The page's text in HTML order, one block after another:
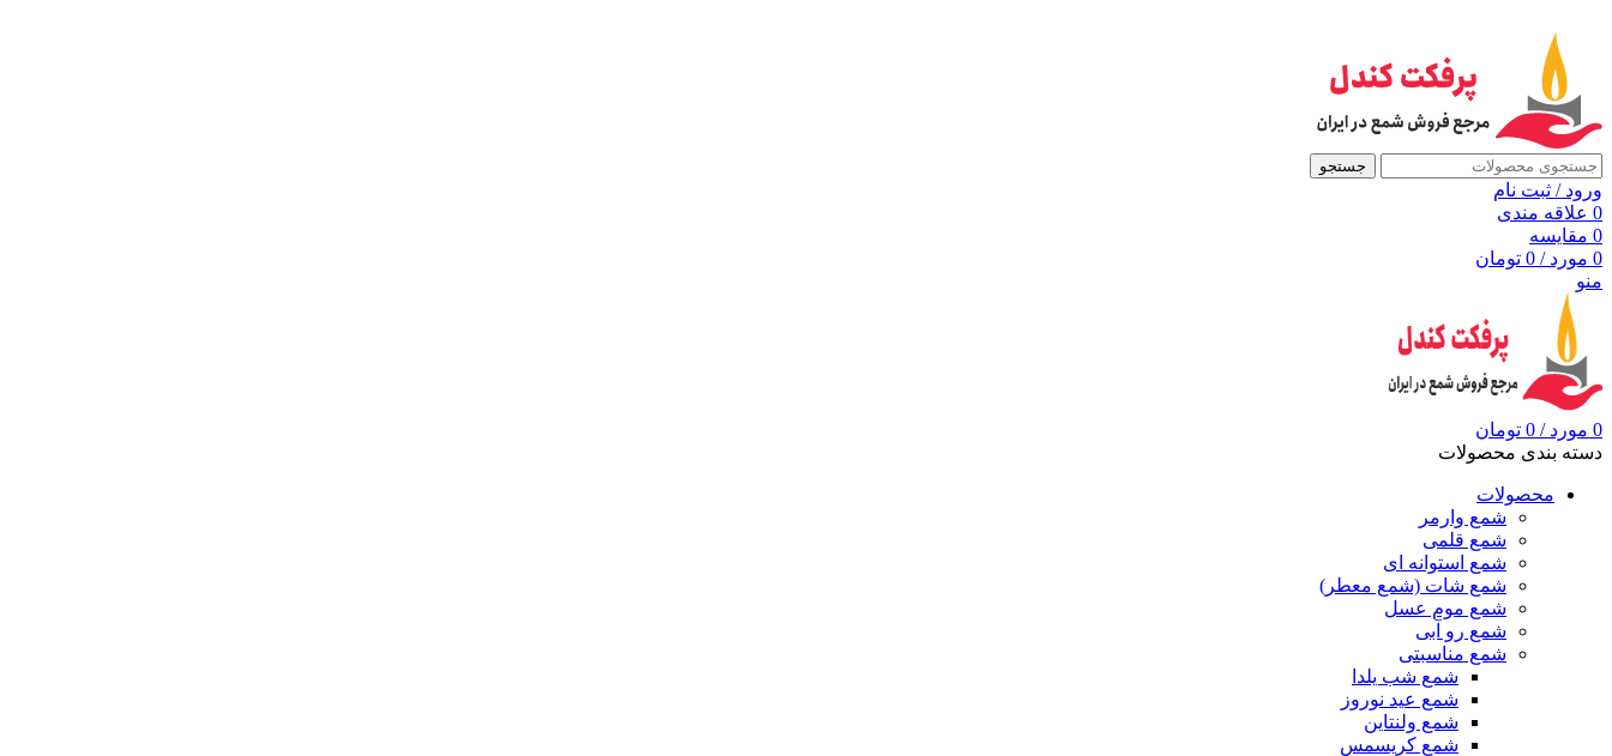
جستجو
ورود / ثبت نام
0 علاقه مندی
0 مقايسه
0 مورد /
0 تومان
منو
0 مورد /
0 تومان
دسته بندی محصولات
محصولات
شمع وارمر
شمع قلمی
شمع استوانه ای
شمع شات (شمع معطر)
شمع موم عسل
شمع رو آبی
شمع مناسبتی
شمع شب یلدا
شمع عید نوروز
شمع ولنتاین
شمع کریسمس